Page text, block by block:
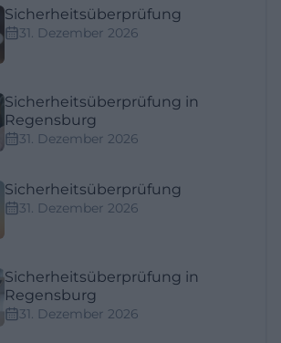
Sicherheitsüberprüfung
31. Dezember 2026
Sicherheitsüberprüfung in
Regensburg
31. Dezember 2026
Sicherheitsüberprüfung
31. Dezember 2026
Sicherheitsüberprüfung in
Regensburg
31. Dezember 2026